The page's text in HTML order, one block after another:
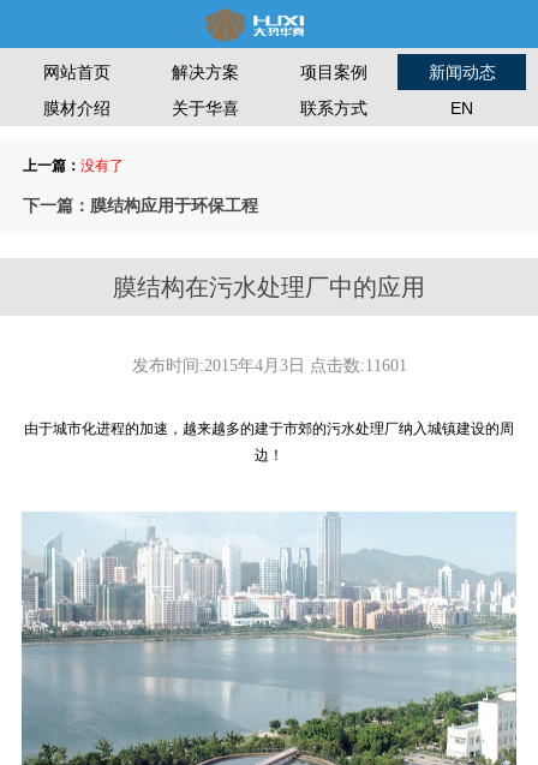
网站首页 解决方案 项目案例
新闻动态
膜材介绍
关于华喜 联系方式 EN
上一篇： 没有了
下一篇：膜结构应用于环保工程
膜结构在污水处理厂中的应用
发布时间:2015年4月3日 点击数:11601
由于城市化进程的加速，越来越多的建于市郊的污水处理厂纳入城镇建设的周
边！